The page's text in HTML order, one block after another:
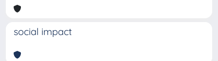
social impact